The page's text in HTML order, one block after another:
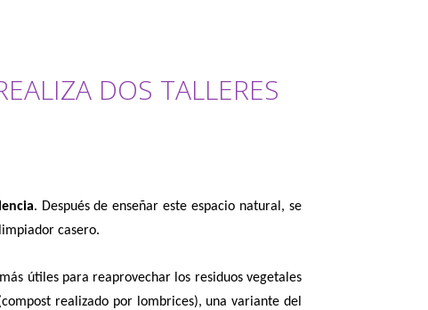
DOS TALLERES
. Después de enseñar este espacio natural, se
casero.
útiles para reaprovechar los residuos vegetales
realizado por lombrices), una variante del